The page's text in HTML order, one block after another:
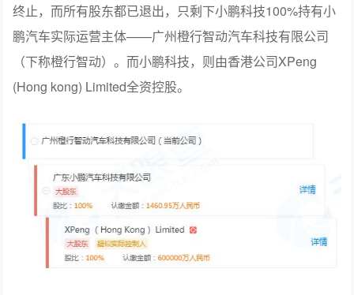
终止，而所有股东都已退出，只剩下小鹏科技100%持有小
鹏汽车实际运营主体——广州橙行智动汽车科技有限公司
（下称橙行智动）。而小鹏科技，则由香港公司XPeng
(Hong kong) Limited全资控股。